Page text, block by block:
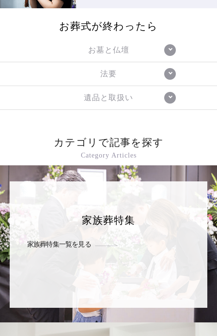
お葬式が終わったら
お墓と仏壇
法要
遺品と取扱い
カテゴリで記事を探す
Category Articles
家族葬特集
家族葬特集一覧を見る